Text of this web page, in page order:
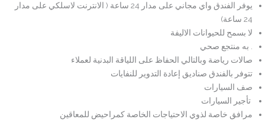
يوفر الفندق واي مجاني على مدار 24 ساعة ( الانترنت لاسلكي على مدار
24 ساعة)
لا بسمح للحيوانات الاليفة
. به منتجع صحي
صالات رياضة وبالتالي الحفاظ على اللياقة البدنية لعملاء
تتوفر بالفندق صناديق إعادة التدوير للنفايات
صف السيارات
تأجير السيارات
مرافق خاصة لذوي الاحتياجات الخاصة كمراحيض للمعاقين